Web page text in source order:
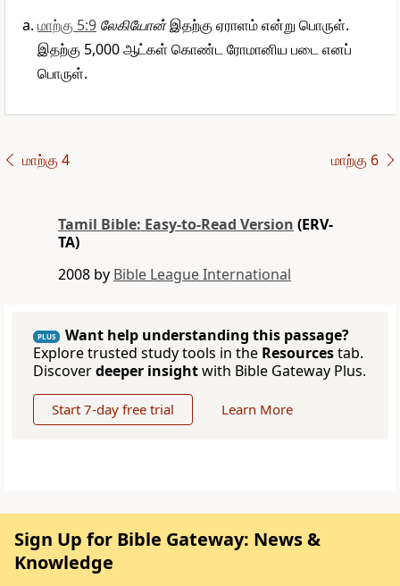
மாற்கு 5:9 லேகியோன்இதற்கு ஏராளம் என்று பொருள்.
இதற்கு 5,000 ஆட்கள் கொண்ட ரோமானிய படை எனப்
பொருள்.
மாற்கு 4 மாற்கு 6
Tamil Bible: Easy-to-Read Version (ERV-
TA)
2008 by Bible League International
PLUS
Want help understanding this passage?
Explore trusted study tools in the Resourcestab.
Discoverdeeper insightwith Bible Gateway Plus.
Start 7-day free trial Learn More
Sign Up for Bible Gateway: News &
Knowledge